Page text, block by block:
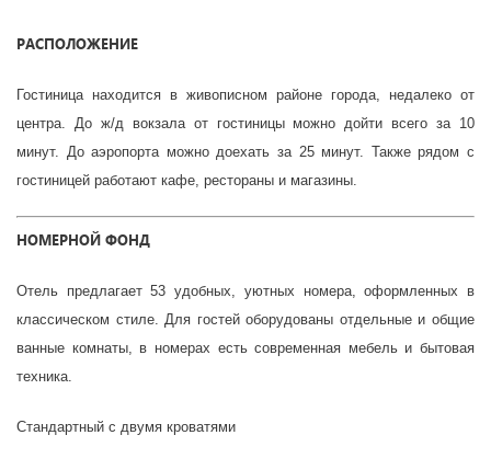
РАСПОЛОЖЕНИЕ
Гостиница находится в живописном районе города, недалеко от
центра. До ж/д вокзала от гостиницы можно дойти всего за 10
минут. До аэропорта можно доехать за 25 минут. Также рядом с
гостиницей работают кафе, рестораны и магазины.
НОМЕРНОЙ ФОНД
Отель предлагает 53 удобных, уютных номера, оформленных в
классическом стиле. Для гостей оборудованы отдельные и общие
ванные комнаты, в номерах есть современная мебель и бытовая
техника.
Стандартный с двумя кроватями